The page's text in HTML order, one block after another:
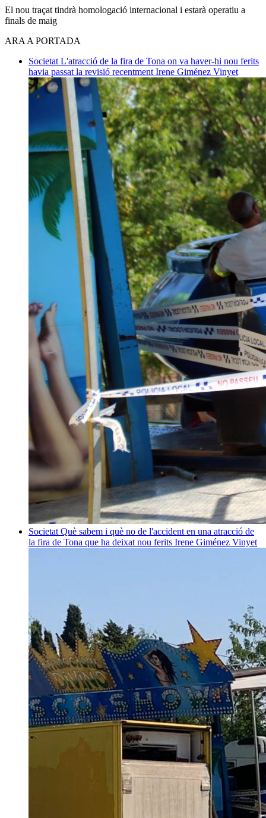
El nou traçat tindrà homologació internacional i estarà operatiu a
finals de maig
ARA A PORTADA
Societat L'atracció de la fira de Tona on va haver-hi nou ferits
havia passat la revisió recentment Irene Giménez Vinyet
Societat Què sabem i què no de l'accident en una atracció de
la fira de Tona que ha deixat nou ferits Irene Giménez Vinyet